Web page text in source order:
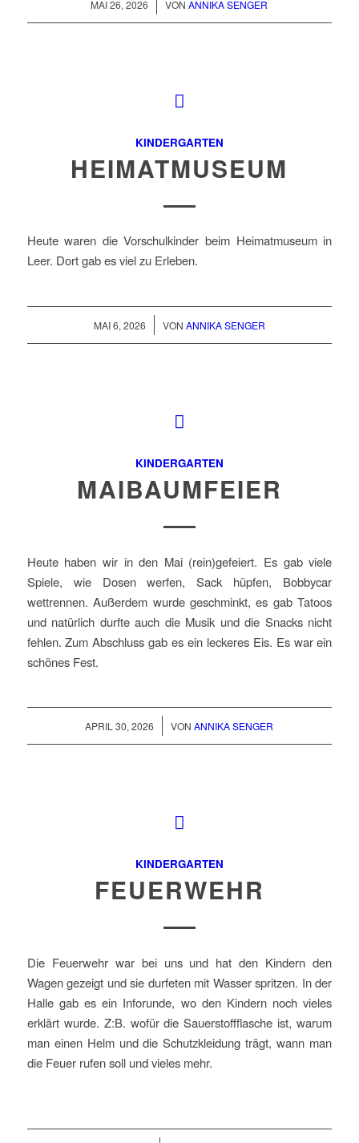
MAI 26, 2026
/ VONANNIKA SENGER
KINDERGARTEN
HEIMATMUSEUM
Heute waren die Vorschulkinder beim Heimatmuseum in
Leer. Dort gab es viel zu Erleben.
MAI 6, 2026
/ VON ANNIKA SENGER
KINDERGARTEN
MAIBAUMFEIER
Heute haben wir in den Mai (rein)gefeiert. Es gab viele
Spiele, wie Dosen werfen, Sack hüpfen, Bobbycar
wettrennen. Außerdem wurde geschminkt, es gab Tatoos
und natürlich durfte auch die Musik und die Snacks nicht
fehlen. Zum Abschluss gab es ein leckeres Eis. Es war ein
schönes Fest.
APRIL 30, 2026
/ VONANNIKA SENGER
KINDERGARTEN
FEUERWEHR
Die Feuerwehr war bei uns und hat den Kindern den
Wagen gezeigt und sie durfeten mit Wasser spritzen. In der
Halle gab es ein Inforunde, wo den Kindern noch vieles
erklärt wurde. Z:B. wofür die Sauerstoffflasche ist, warum
man einen Helm und die Schutzkleidung trägt, wann man
die Feuer rufen soll und vieles mehr.